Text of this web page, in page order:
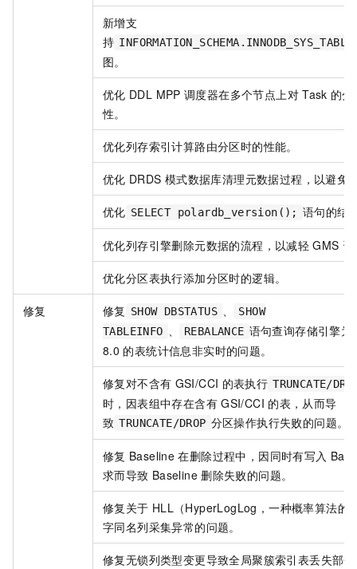
新增支
持
图。
优化 DDL MPP 调度器在多个节点上对 Task 的
性。
优化列存索引计算路由分区时的性能。
优化 DRDS 模式数据库清理元数据过程，以避免
优化 SELECT polardb_version(); 语句的结
优化列存引擎删除元数据的流程，以减轻 GMS
优化分区表执行添加分区时的逻辑。
修复 修复 SHOW DBSTATUS 、
SHOW
TABLEINFO 、 REBALANCE 语句查询存储引擎为
8.0 的表统计信息非实时的问题。
修复对不含有 GSI/CCI 的表执行 TRUNCATE/
时，因表组中存在含有 GSI/CCI 的表，从而导
致 TRUNCATE/DROP 分区操作执行失败的问题。
修复 Baseline 在删除过程中，因同时有写入
求而导致 Baseline 删除失败的问题。
修复关于 HLL（HyperLogLog，一种概率算法的
字同名列采集异常的问题。
修复无锁列类型变更导致全局聚簇索引表丢失部分